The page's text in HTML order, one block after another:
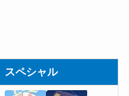
スペシャル